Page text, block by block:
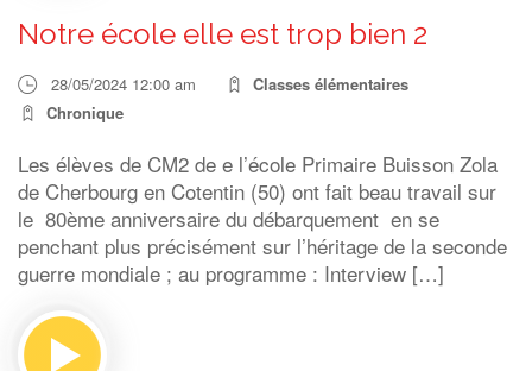
Notre école elle est trop bien 2
28/05/2024 12:00 am
Classes élémentaires
Chronique
Les élèves de CM2 de e l’école Primaire Buisson Zola
de Cherbourg en Cotentin (50) ont fait beau travail sur
le 80ème anniversaire du débarquement en se
penchant plus précisément sur l’héritage de la seconde
guerre mondiale ; au programme : Interview […]